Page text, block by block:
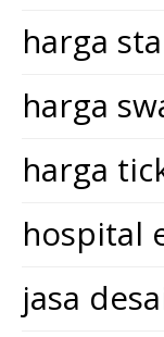
harga
harga
harga
hospital
jasa